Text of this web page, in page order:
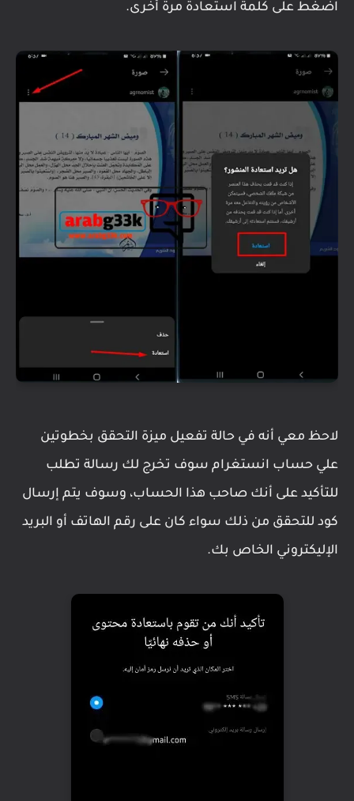
اضغط على كلمة استعادة مرة أخرى.
لاحظ معي أنه في حالة تفعيل ميزة التحقق بخطوتين
علي حساب انستغرام سوف تخرج لك رسالة تطلب
للتأكيد على أنك صاحب هذا الحساب، وسوف يتم إرسال
كود للتحقق من ذلك سواء كان على رقم الهاتف أو البريد
الإليكتروني الخاص بك.